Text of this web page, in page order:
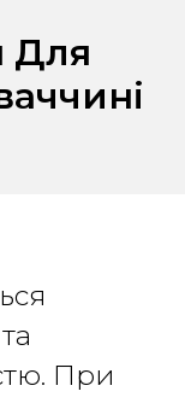
Для
При